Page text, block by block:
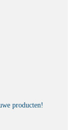
producten!